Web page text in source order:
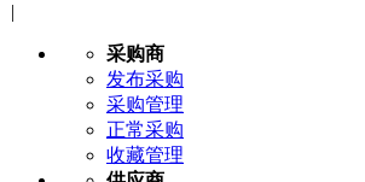
|
采购商
发布采购
采购管理
正常采购
收藏管理